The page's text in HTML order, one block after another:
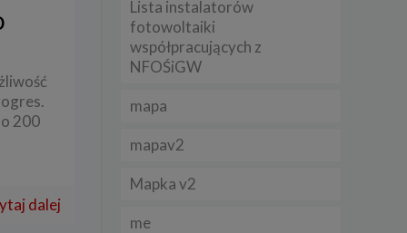
200
dalej
Lista instalatorów
fotowoltaiki
współpracujących z
NFOŚiGW
mapa
mapav2
Mapka v2
me